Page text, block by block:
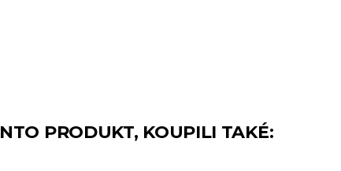
PRODUKT, KOUPILI TAKÉ: